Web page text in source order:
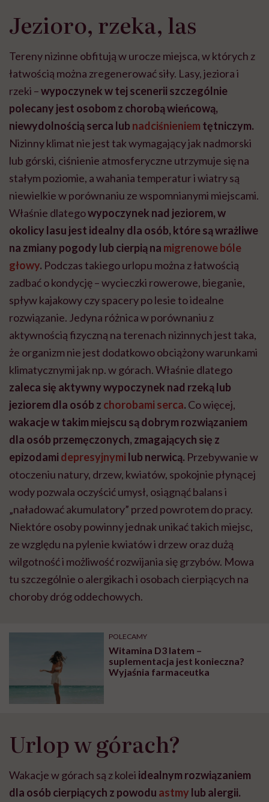
może chyba tylko
głupota i brak
pracy
Jezioro, rzeka, las
Tereny nizinne obfitują w urocze miejsca, w których z
łatwością można zregenerować siły. Lasy, jeziora i
rzeki –wypoczynek w tej scenerii szczególnie
polecany jest osobom z chorobą wieńcową,
niewydolnością serca lub nadciśnieniem tętniczym.
Nizinny klimat nie jest tak wymagający jak nadmorski
lub górski, ciśnienie atmosferyczne utrzymuje się na
stałym poziomie, a wahania temperatur i wiatry są
niewielkie w porównaniu ze wspomnianymi miejscami.
Właśnie dlategowypoczynek nad jeziorem, w
okolicy lasu jest idealny dla osób, które są wrażliwe
na zmiany pogody lub cierpią na migrenowe bóle
głowy. Podczas takiego urlopu można z łatwością
zadbać o kondycję – wycieczki rowerowe, bieganie,
spływ kajakowy czy spacery po lesie to idealne
rozwiązanie. Jedyna różnica w porównaniu z
aktywnością fizyczną na terenach nizinnych jest taka,
że organizm nie jest dodatkowo obciążony warunkami
klimatycznymi jak np. w górach. Właśnie dlatego
zaleca się aktywny wypoczynek nad rzeką lub
jeziorem dla osób z chorobami serca. Co więcej,
wakacje w takim miejscu są dobrym rozwiązaniem
dla osób przemęczonych, zmagających się z
epizodami depresyjnymi lub nerwicą. Przebywanie w
otoczeniu natury, drzew, kwiatów, spokojnie płynącej
wody pozwala oczyścić umysł, osiągnąć balans i
„naładować akumulatory” przed powrotem do pracy.
Niektóre osoby powinny jednak unikać takich miejsc,
ze względu na pylenie kwiatów i drzew oraz dużą
wilgotność i możliwość rozwijania się grzybów. Mowa
tu szczególnie o alergikach i osobach cierpiących na
choroby dróg oddechowych.
POLECAMY
Witamina D3 latem –
suplementacja jest konieczna?
Wyjaśnia farmaceutka
Urlop w górach?
Wakacje w górach są z kolei idealnym rozwiązaniem
dla osób cierpiących z powodu astmy lub alergii.